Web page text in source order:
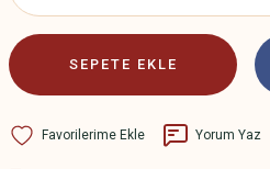
SEPETE EKLE
Yorum Yaz